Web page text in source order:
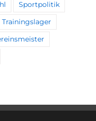
Sportpolitik
Trainingslager